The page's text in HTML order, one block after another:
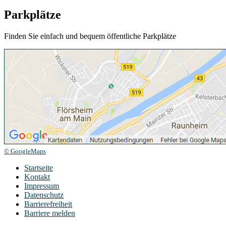
Parkplätze
Finden Sie einfach und bequem öffentliche Parkplätze
© GoogleMaps
Startseite
Kontakt
Impressum
Datenschutz
Barrierefreiheit
Barriere melden